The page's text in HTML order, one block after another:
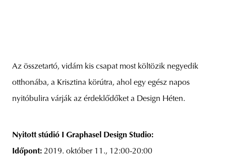
Az összetartó, vidám kis csapat most költözik negyedik
otthonába, a Krisztina körútra, ahol egy egész napos
nyitóbulira várják az érdeklődőket a Design Héten.
Nyitott stúdió I Graphasel Design Studio:
Időpont: 2019. október 11., 12:00-20:00